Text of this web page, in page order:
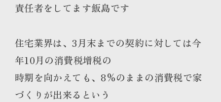
責任者をしてます飯島です
住宅業界は、3月末までの契約に対しては今
年10月の消費税増税の
時期を向かえても、8%のままの消費税で家
づくりが出来るという